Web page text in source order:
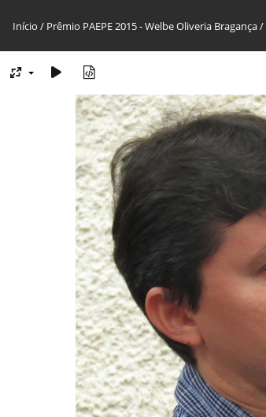
Início / Prêmio PAEPE 2015 - Welbe Oliveria Bragança/